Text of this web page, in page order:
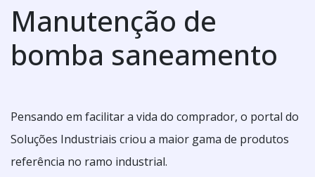
Manutenção de
bomba saneamento
Pensando em facilitar a vida do comprador, o portal do
Soluções Industriais criou a maior gama de produtos
referência no ramo industrial.